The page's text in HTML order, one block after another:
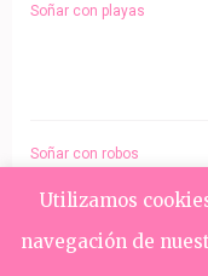
Soñar con playas
Soñar con robos
Utilizamos
navegación de